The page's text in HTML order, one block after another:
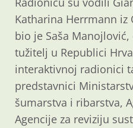
Katharina Herrmann iz
bio je Saša
tužitelj u Republici
interaktivnoj radionici
predstavnici
šumarstva i ribarstva,
Agencije za reviziju